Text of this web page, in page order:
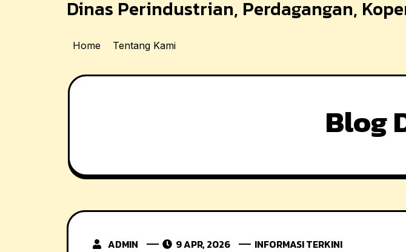
Dinas Perindustrian, Perdagangan,
Home Tentang Kami
Blog
ADMIN 9 APR, 2026 INFORMASI TERKINI